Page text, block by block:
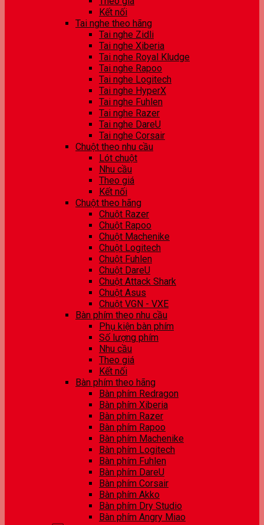
Kết nối
Tai nghe theo hãng
Tai nghe Zidli
Tai nghe Xiberia
Tai nghe Royal Kludge
Tai nghe Rapoo
Tai nghe Logitech
Tai nghe HyperX
Tai nghe Fuhlen
Tai nghe Razer
Tai nghe DareU
Tai nghe Corsair
Chuột theo nhu cầu
Lót chuột
Nhu cầu
Theo giá
Kết nối
Chuột theo hãng
Chuột Razer
Chuột Rapoo
Chuột Machenike
Chuột Logitech
Chuột Fuhlen
Chuột DareU
Chuột Attack Shark
Chuột Asus
Chuột VGN - VXE
Bàn phím theo nhu cầu
Phụ kiện bàn phím
Số lượng phím
Nhu cầu
Theo giá
Kết nối
Bàn phím theo hãng
Bàn phím Redragon
Bàn phím Xiberia
Bàn phím Razer
Bàn phím Rapoo
Bàn phím Machenike
Bàn phím Logitech
Bàn phím Fuhlen
Bàn phím DareU
Bàn phím Corsair
Bàn phím Akko
Bàn phím Dry Studio
Bàn phím Angry Miao